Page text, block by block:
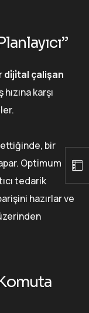
di̇ji̇tal çalişan
karşı
bir
Optimum
tedarik
hazırlar ve